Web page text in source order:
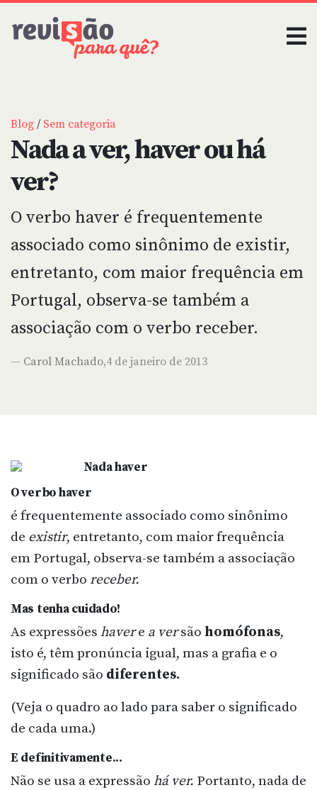
Blog / Sem categoria
Nada a ver, haver ou há
ver?
O verbo haver é frequentemente
associado como sinônimo de existir,
entretanto, com maior frequência em
Portugal, observa-se também a
associação com o verbo receber.
— Carol Machado,4 de janeiro de 2013
O verbo haver
é frequentemente associado como sinônimo
de existir, entretanto, com maior frequência
em Portugal, observa-se também a associação
com o verbo receber.
Mas tenha cuidado!
As expressões havere a versão homófonas,
isto é, têm pronúncia igual, mas a grafia e o
significado são diferentes.
(Veja o quadro ao lado para saber o significado
de cada uma.)
E definitivamente...
Não se usa a expressão há ver. Portanto, nada de